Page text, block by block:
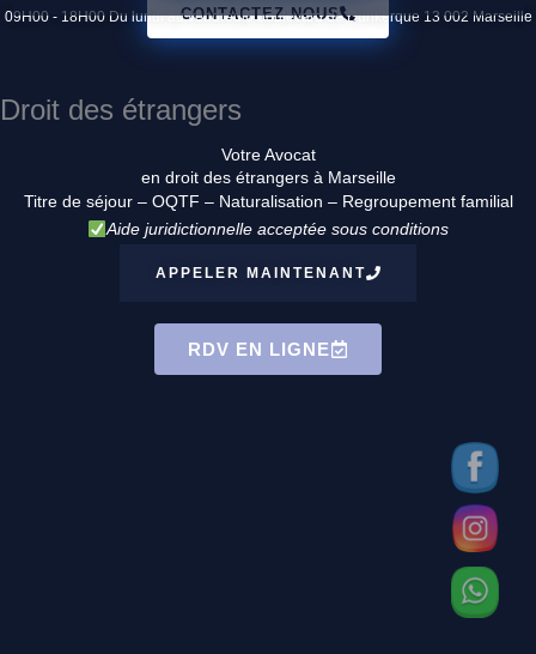
CONTACTEZ NOUS
09H00 - 18H00 Du lundi au vendredi6 boulevard de Dunkerque 13 002 Marseille
Droit des étrangers
Votre Avocat
en droit des étrangers à Marseille
Titre de séjour – OQTF – Naturalisation – Regroupement familial
Aide juridictionnelle acceptée sous conditions
APPELER MAINTENANT
RDV EN LIGNE